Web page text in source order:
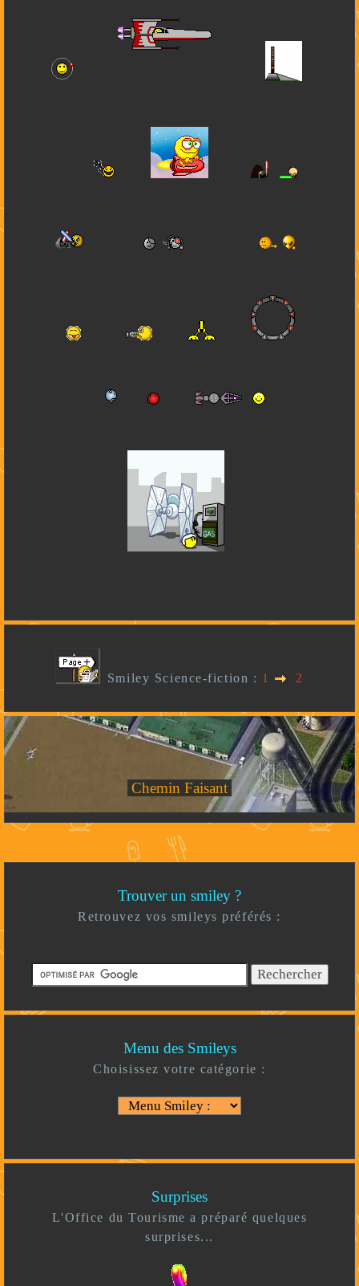
Smiley Science-fiction : 1 2
Chemin Faisant
Trouver un smiley ?
Retrouvez vos smileys préférés :
Menu des Smileys
Choisissez votre catégorie :
Surprises
L'Office du Tourisme a préparé quelques
surprises...